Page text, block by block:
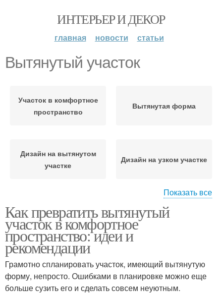
ИНТЕРЬЕР И ДЕКОР
главная новости статьи
Вытянутый участок
Участок в комфортное
пространство
Вытянутая форма
Дизайн на вытянутом
участке
Дизайн на узком участке
Узкий участок
Покрытия на вытянутом
участке
Цветники на вытянутом
участке
Показать все
Как превратить вытянутый
участок в комфортное
пространство: идеи и
рекомендации
Грамотно спланировать участок, имеющий вытянутую
форму, непросто. Ошибками в планировке можно еще
больше сузить его и сделать совсем неуютным.